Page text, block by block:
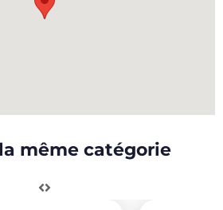
même catégorie